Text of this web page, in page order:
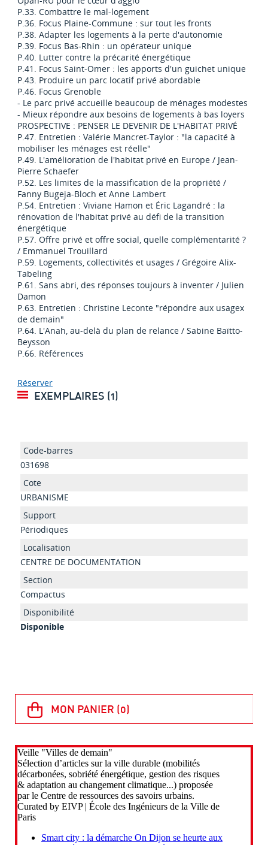
P.33. Combattre le mal-logement
P.36. Focus Plaine-Commune : sur tout les fronts
P.38. Adapter les logements à la perte d'autonomie
P.39. Focus Bas-Rhin : un opérateur unique
P.40. Lutter contre la précarité énergétique
P.41. Focus Saint-Omer : les apports d'un guichet unique
P.43. Produire un parc locatif privé abordable
P.46. Focus Grenoble
- Le parc privé accueille beaucoup de ménages modestes
- Mieux répondre aux besoins de logements à bas loyers
PROSPECTIVE : PENSER LE DEVENIR DE L'HABITAT PRIVÉ
P.47. Entretien : Valérie Mancret-Taylor : "la capacité à
mobiliser les ménages est réelle"
P.49. L'amélioration de l'habitat privé en Europe / Jean-
Pierre Schaefer
P.52. Les limites de la massification de la propriété /
Fanny Bugeja-Bloch et Anne Lambert
P.54. Entretien : Viviane Hamon et Éric Lagandré : la
rénovation de l'habitat privé au défi de la transition
énergétique
P.57. Offre privé et offre social, quelle complémentarité ?
/ Emmanuel Trouillard
P.59. Logements, collectivités et usages / Grégoire Alix-
Tabeling
P.61. Sans abri, des réponses toujours à inventer / Julien
Damon
P.63. Entretien : Christine Leconte "répondre aux usagex
de demain"
P.64. L'Anah, au-delà du plan de relance / Sabine Baïtto-
Beysson
P.66. Références
Réserver
EXEMPLAIRES (1)
031698
URBANISME
Périodiques
CENTRE DE DOCUMENTATION
Compactus
Disponible